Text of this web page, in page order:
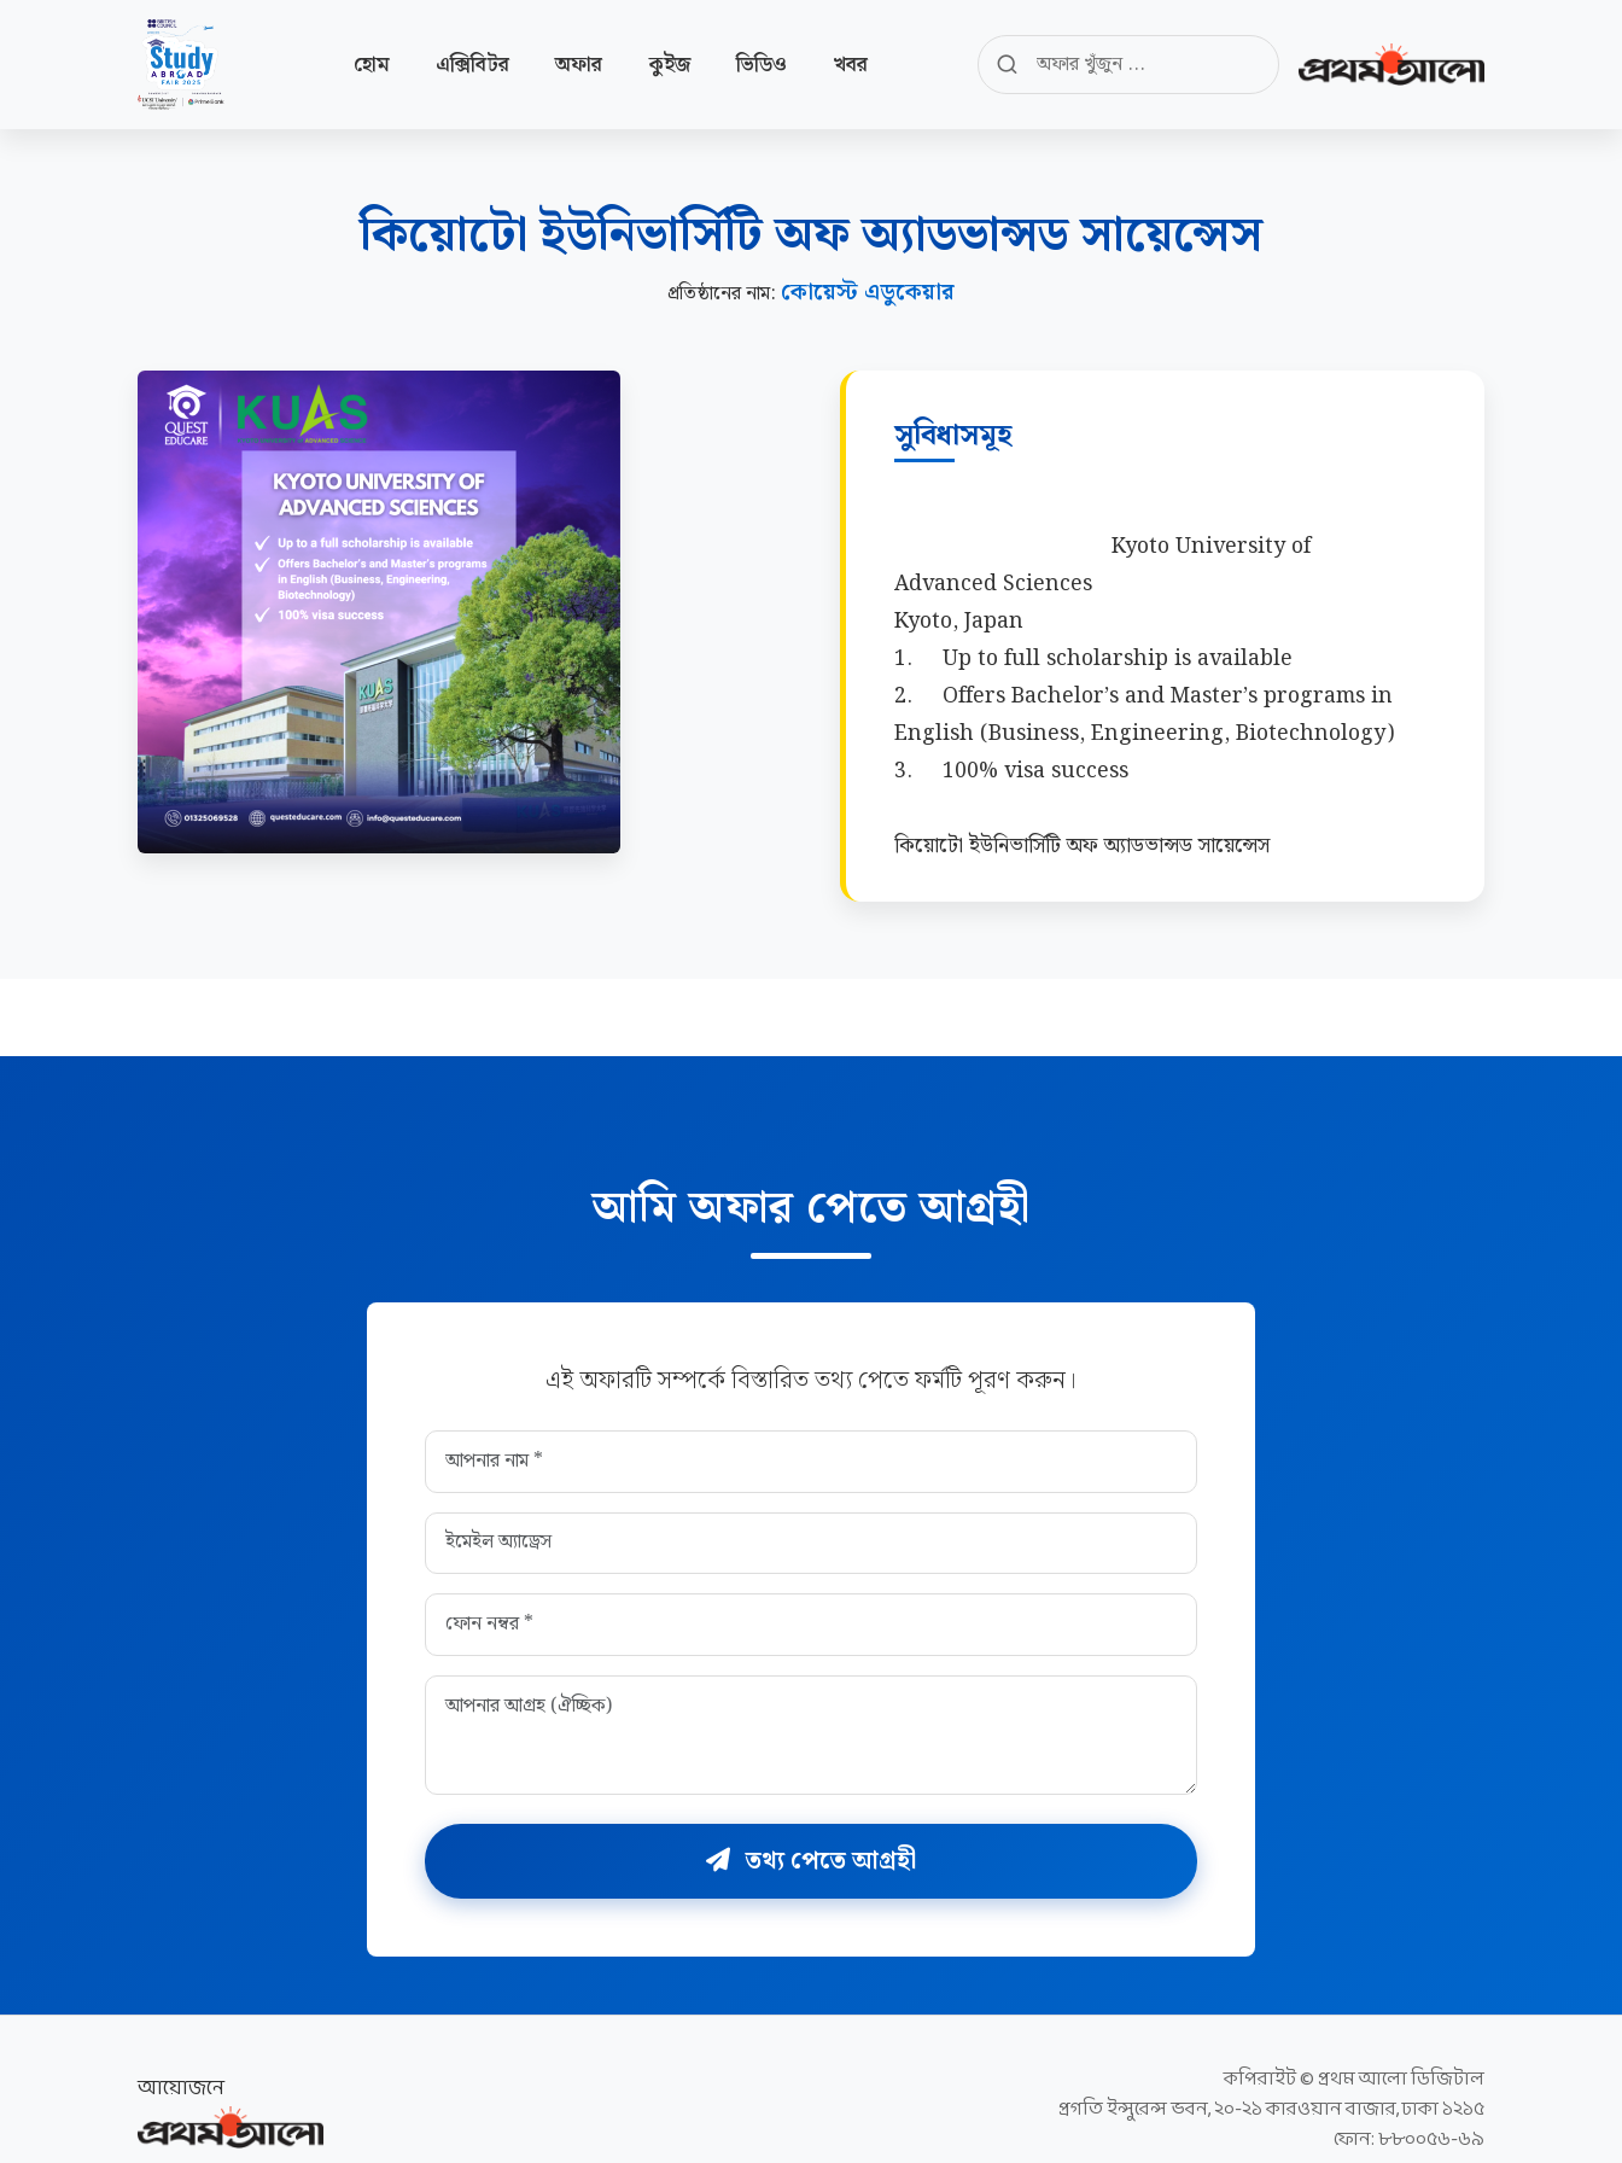
হোম এক্সিবিটর অফার কুইজ ভিডিও খবর
কিয়োটো ইউনিভার্সিটি অফ অ্যাডভান্সড সায়েন্সেস
প্রতিষ্ঠানের নাম: কোয়েস্ট এডুকেয়ার
সুবিধাসমূহ
Advanced Sciences
Kyoto, Japan
1.	Up to full scholarship is available
2.	Offers Bachelor’s and Master’s programs in
English (Business, Engineering, Biotechnology)
3.	100% visa success
কিয়োটো ইউনিভার্সিটি অফ অ্যাডভান্সড সায়েন্সেস
আমি অফার পেতে আগ্রহী
এই অফারটি সম্পর্কে বিস্তারিত তথ্য পেতে ফর্মটি পূরণ করুন।
তথ্য পেতে আগ্রহী
আয়োজনে
কপিরাইট © প্রথম আলো ডিজিটাল
প্রগতি ইন্সুরেন্স ভবন, ২০-২১ কারওয়ান বাজার, ঢাকা ১২১৫
ফোন: ৮৮০০৫৬-৬৯